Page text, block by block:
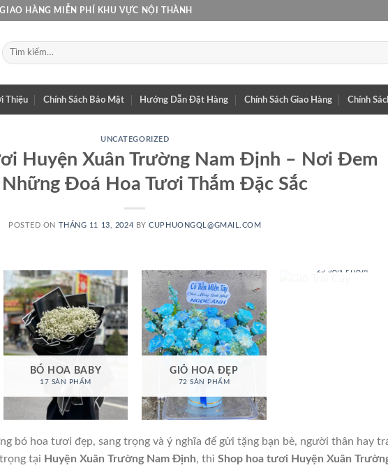
HÀNG MIỄN PHÍ KHU VỰC NỘI THÀNH
Tìm
kiếm:
Thiệu Chính Sách Bảo Mật Hướng Dẫn Đặt Hàng Chính Sách Giao Hàng Chính
UNCATEGORIZED
Huyện Xuân Trường Nam Định – Nơi Đem
Đoá Hoa Tươi Thắm Đặc Sắc
POSTED ON THÁNG 11 13, 2024 BYCUPHUONGQL@GMAIL.COM
BÓ HOA BABY
17 SẢN PHẨM
GIỎ HOA ĐẸP
72 SẢN PHẨM
25 SẢN PHẨM
bó hoa tươi đẹp, sang trọng và ý nghĩa để gửi tặng bạn bè, người thân hay
tại Huyện Xuân Trường Nam Định, thì Shop hoa tươi Huyện Xuân